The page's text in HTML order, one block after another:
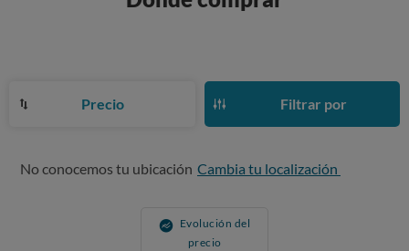
Precio Filtrar por
No conocemos tu ubicación Cambia tu localización
Evolución del
precio